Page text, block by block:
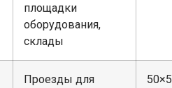
площадки
оборудования,
склады
Проезды для